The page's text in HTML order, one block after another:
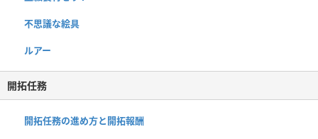
不思議な絵具
ルアー
開拓任務
開拓任務の進め方と開拓報酬